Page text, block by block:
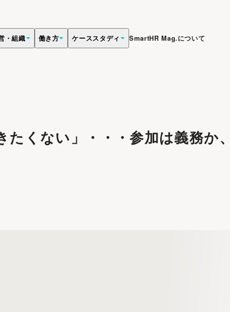
・組織 働き方 ケーススタディ SmartHR Mag.について
たくない」・・・参加は義務か